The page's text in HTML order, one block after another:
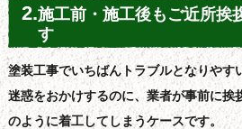
2.施工前・施工後もご近所挨
す
塗装工事でいちばんトラブルとなりやす
迷惑をおかけするのに、業者が事前に挨
のように着工してしまうケースです。